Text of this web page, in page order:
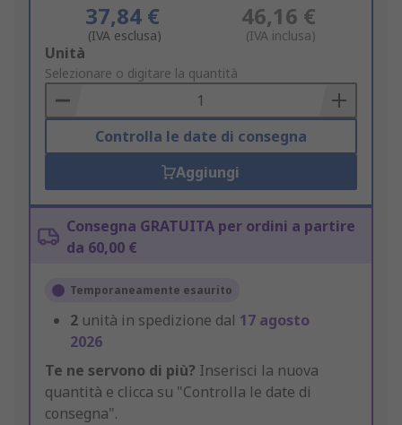
37,84 €
(IVA esclusa)
46,16 €
(IVA inclusa)
Add
to
Basket
Unità
Selezionare o digitare la quantità
Controlla le date di consegna
Aggiungi
Consegna GRATUITA per ordini a partire
da 60,00 €
Temporaneamente esaurito
2 unità in spedizione dal 17 agosto
2026
Te ne servono di più? Inserisci la nuova
quantità e clicca su "Controlla le date di
consegna".